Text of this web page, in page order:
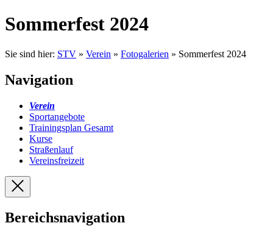
Sommerfest 2024
Sie sind hier: STV » Verein » Fotogalerien » Sommerfest 2024
Navigation
Verein
Sportangebote
Trainingsplan Gesamt
Kurse
Straßenlauf
Vereinsfreizeit
Bereichsnavigation